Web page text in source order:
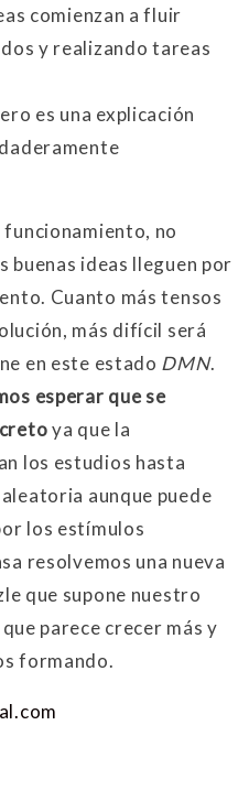
comienzan a fluir
y realizando tareas
es una explicación
no
buenas ideas lleguen por
Cuanto más tensos
más difícil será
en este estado DMN.
esperar que se
ya que la
los estudios hasta
aunque puede
los estímulos
resolvemos una nueva
que supone nuestro
parece crecer más y
formando.